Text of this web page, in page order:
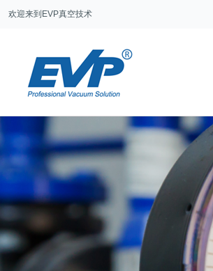
欢迎来到EVP真空技术